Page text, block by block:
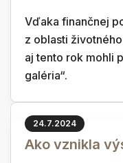
Vďaka finančnej
z oblasti
aj tento rok mohli
galéria“.
24.7.2024
Ako vznikla